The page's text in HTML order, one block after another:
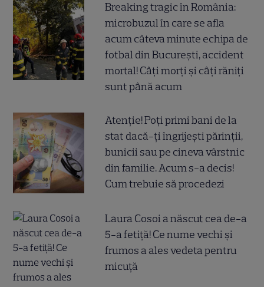
Breaking tragic în România:
microbuzul în care se afla
acum câteva minute echipa de
fotbal din București, accident
mortal! Câți morți și câți răniți
sunt până acum
Atenție! Poți primi bani de la
stat dacă-ți îngrijești părinții,
bunicii sau pe cineva vârstnic
din familie. Acum s-a decis!
Cum trebuie să procedezi
Laura Cosoi a născut cea de-a
5-a fetiță! Ce nume vechi și
frumos a ales vedeta pentru
micuță